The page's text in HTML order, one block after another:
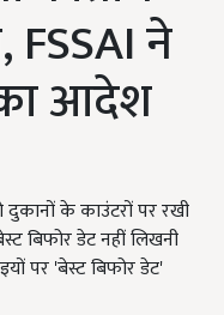
FSSAI ने
आदेश
दुकानों के काउंटरों पर रखी
बिफोर डेट नहीं लिखनी
पर 'बेस्ट बिफोर डेट'